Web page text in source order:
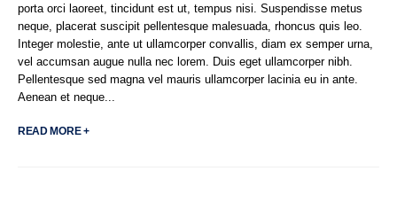
porta orci laoreet, tincidunt est ut, tempus nisi. Suspendisse metus
neque, placerat suscipit pellentesque malesuada, rhoncus quis leo.
Integer molestie, ante ut ullamcorper convallis, diam ex semper urna,
vel accumsan augue nulla nec lorem. Duis eget ullamcorper nibh.
Pellentesque sed magna vel mauris ullamcorper lacinia eu in ante.
Aenean et neque...
READ MORE +